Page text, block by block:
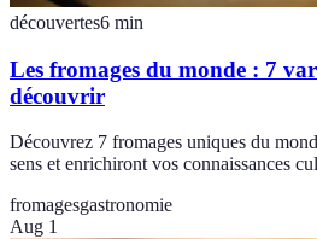
découvertes6 min
Les fromages du monde : 7
découvrir
Découvrez 7 fromages uniques du
sens et enrichiront vos connaissances
fromagesgastronomie
Aug 1